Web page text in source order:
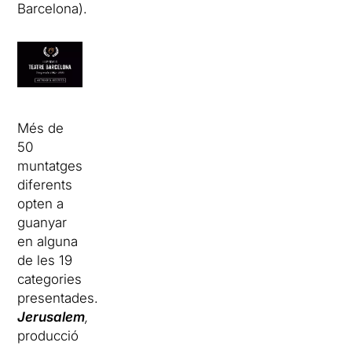
Barcelona).
Més de
50
muntatges
diferents
opten a
guanyar
en alguna
de les 19
categories
presentades.
Jerusalem,
producció